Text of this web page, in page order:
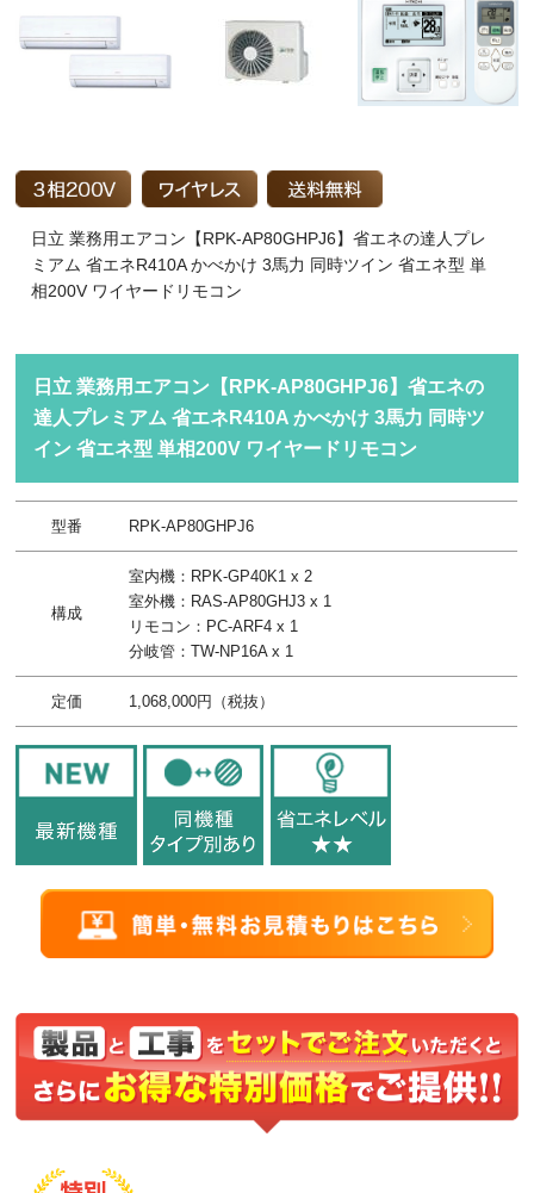
日立 業務用エアコン【RPK-AP80GHPJ6】省エネの達人プレ
ミアム 省エネR410A かべかけ 3馬力 同時ツイン 省エネ型 単
相200V ワイヤードリモコン
日立 業務用エアコン【RPK-AP80GHPJ6】省エネの
達人プレミアム 省エネR410A かべかけ 3馬力 同時ツ
イン 省エネ型 単相200V ワイヤードリモコン
型番 RPK-AP80GHPJ6
構成
室内機：RPK-GP40K1 x 2
室外機：RAS-AP80GHJ3 x 1
リモコン：PC-ARF4 x 1
分岐管：TW-NP16A x 1
定価 1,068,000円（税抜）